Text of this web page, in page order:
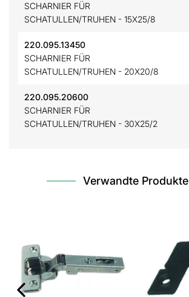
SCHARNIER FÜR
SCHATULLEN/TRUHEN - 15X25/8
220.095.13450
SCHARNIER FÜR
SCHATULLEN/TRUHEN - 20X20/8
220.095.20600
SCHARNIER FÜR
SCHATULLEN/TRUHEN - 30X25/2
Verwandte Produkte